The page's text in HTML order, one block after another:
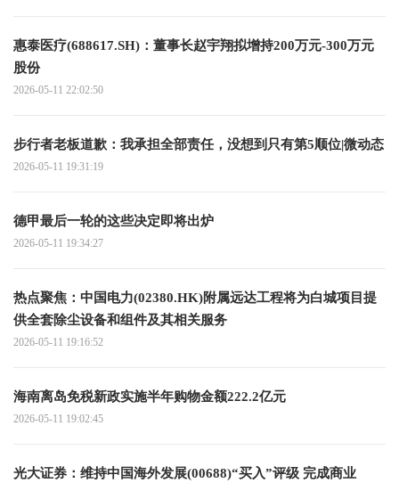
惠泰医疗(688617.SH)：董事长赵宇翔拟增持200万元-300万元
股份
2026-05-11 22:02:50
步行者老板道歉：我承担全部责任，没想到只有第5顺位|微动态
2026-05-11 19:31:19
德甲最后一轮的这些决定即将出炉
2026-05-11 19:34:27
热点聚焦：中国电力(02380.HK)附属远达工程将为白城项目提
供全套除尘设备和组件及其相关服务
2026-05-11 19:16:52
海南离岛免税新政实施半年购物金额222.2亿元
2026-05-11 19:02:45
光大证券：维持中国海外发展(00688)“买入”评级 完成商业